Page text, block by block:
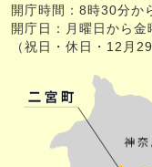
開庁時間：8時30分か
開庁日：月曜日から金
（祝日・休日・12月